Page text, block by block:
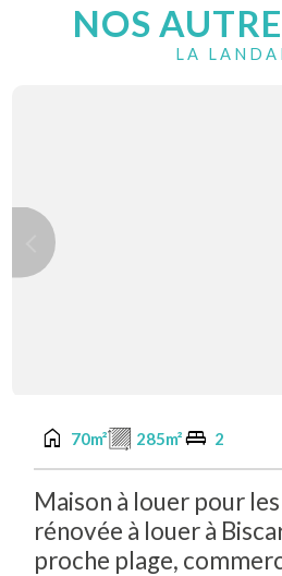
NOS
LA
Previous
home 70m² 285m²king_bed 2
Maison à louer pour
rénovée à louer à
proche plage,